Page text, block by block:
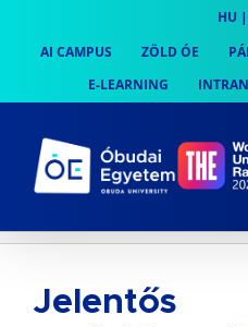
content
HU |
AI CAMPUS
ZÖLD ÓE
E-LEARNING
Jelentős